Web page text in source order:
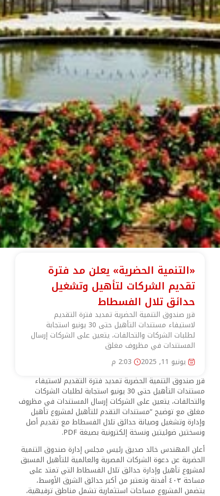
«التنمية الحضرية» يعلن مد فترة
تقديم الشركات لتأهيل وتشغيل
حدائق تلال الفسطاط
قرر صندوق التنمية الحضرية تمديد فترة التقديم
لاستيفاء مستندات التأهيل حتى 30 يونيو استجابة
لطلبات الشركات والتحالفات، يتعين على الشركات إرسال
المستندات في مظروف مغلق
يونيو 11, 2025
2:03 م
قرر صندوق التنمية الحضرية تمديد فترة التقديم لاستيفاء
مستندات التأهيل حتى 30 يونيو استجابة لطلبات الشركات
والتحالفات، يتعين على الشركات إرسال المستندات في مظروف
مغلق مع توضيح “مستندات التقدم للتأهيل لمشروع تأهيل
وإدارة وتشغيل وصيانة حدائق تلال الفسطاط مع تقديم أصل
ونسختين ضوئيتين ونسخة إلكترونية بصيغة PDF.
أعلن المهندس خالد صديق رئيس مجلس إدارة صندوق التنمية
الحضرية عن دعوة الشركات المصرية والعالمية للتأهيل المسبق
لمشروع تأهيل وإدارة حدائق تلال الفسطاط التي تمتد على
مساحة ٤٠٣ أفدنة وتعتبر من أكبر حدائق الشرق الأوسط،
يتضمن المشروع مساحات استثمارية تشمل مناطق ترفيهية،